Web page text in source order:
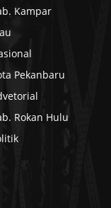
Kampar
Pekanbaru
Rokan Hulu